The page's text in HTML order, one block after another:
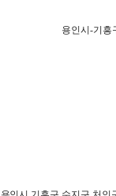
용인시-기흥